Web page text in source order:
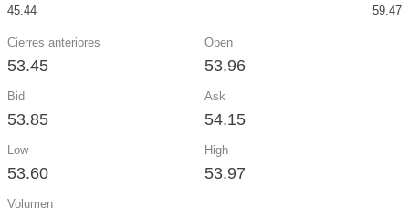
45.44 59.47
Cierres anteriores
53.45
Open
53.96
Bid
53.85
Ask
54.15
Low
53.60
High
53.97
Volumen